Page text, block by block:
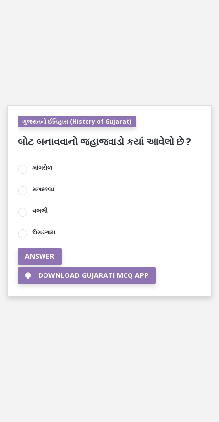
ગુજરાતનો ઈતિહાસ (History of Gujarat)
બોટ બનાવવાનો જહાજવાડો કયાં આવેલો છે ?
માંગરોળ
મગદલ્લા
વલભી
ઉમરગામ
ANSWER
DOWNLOAD GUJARATI MCQ APP